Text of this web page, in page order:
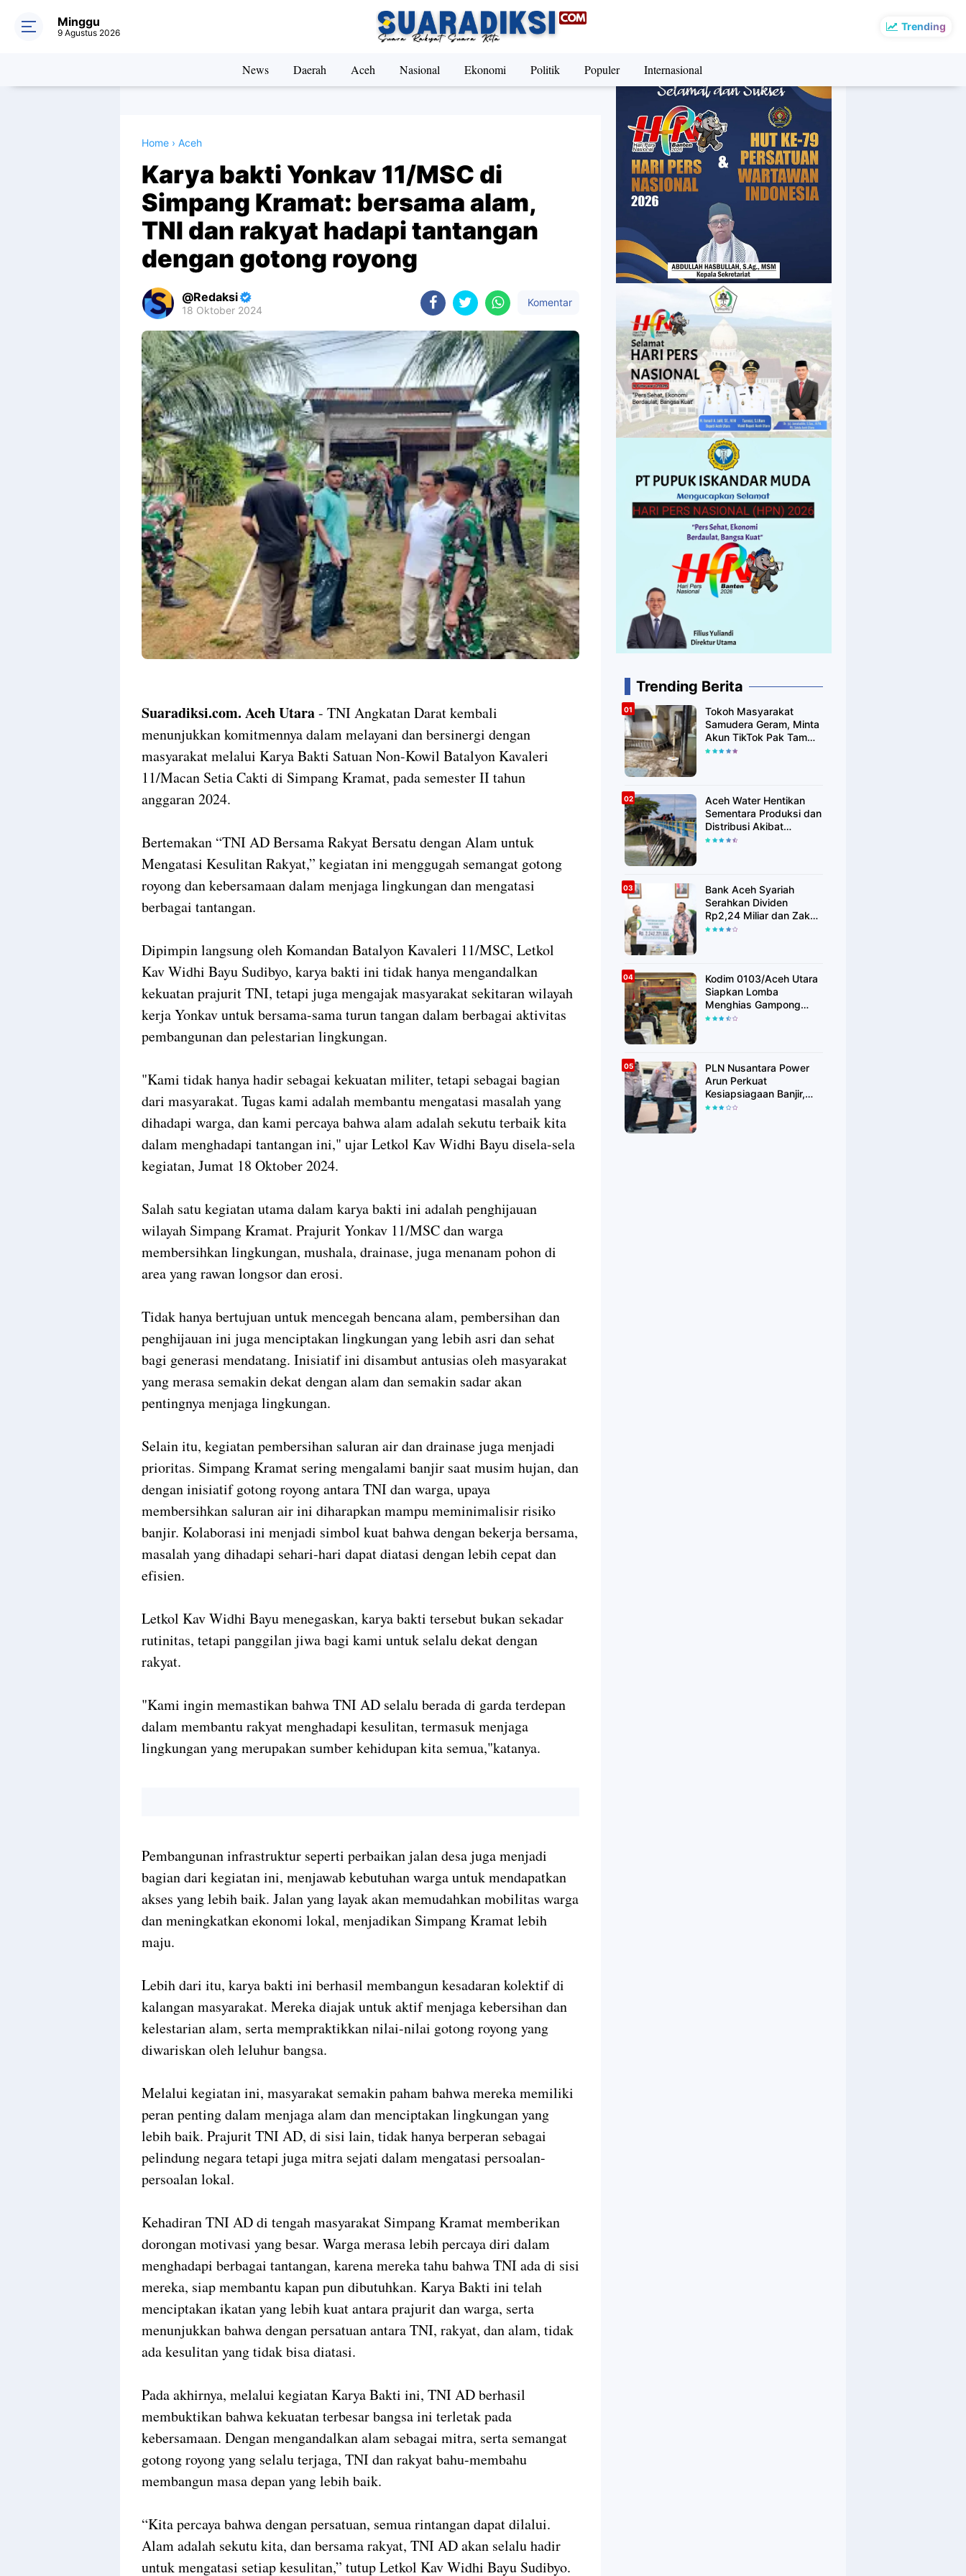
Trending
Minggu
9 Agustus 2026
News Daerah Aceh Nasional Ekonomi Politik Populer Internasional
Home › Aceh
Karya bakti Yonkav 11/MSC di
Simpang Kramat: bersama alam,
TNI dan rakyat hadapi tantangan
dengan gotong royong
Redaksi
18 Oktober 2024
Komentar
Premium
By
Raushan
Design
With
Shroff
Templates
Suaradiksi.com. Aceh Utara- TNI Angkatan Darat kembali
menunjukkan komitmennya dalam melayani dan bersinergi dengan
masyarakat melalui Karya Bakti Satuan Non-Kowil Batalyon Kavaleri
11/Macan Setia Cakti di Simpang Kramat, pada semester II tahun
anggaran 2024.
Bertemakan “TNI AD Bersama Rakyat Bersatu dengan Alam untuk
Mengatasi Kesulitan Rakyat,” kegiatan ini menggugah semangat gotong
royong dan kebersamaan dalam menjaga lingkungan dan mengatasi
berbagai tantangan.
Dipimpin langsung oleh Komandan Batalyon Kavaleri 11/MSC, Letkol
Kav Widhi Bayu Sudibyo, karya bakti ini tidak hanya mengandalkan
kekuatan prajurit TNI, tetapi juga mengajak masyarakat sekitaran wilayah
kerja Yonkav untuk bersama-sama turun tangan dalam berbagai aktivitas
pembangunan dan pelestarian lingkungan.
"Kami tidak hanya hadir sebagai kekuatan militer, tetapi sebagai bagian
dari masyarakat. Tugas kami adalah membantu mengatasi masalah yang
dihadapi warga, dan kami percaya bahwa alam adalah sekutu terbaik kita
dalam menghadapi tantangan ini," ujar Letkol Kav Widhi Bayu disela-sela
kegiatan, Jumat 18 Oktober 2024.
Salah satu kegiatan utama dalam karya bakti ini adalah penghijauan
wilayah Simpang Kramat. Prajurit Yonkav 11/MSC dan warga
membersihkan lingkungan, mushala, drainase, juga menanam pohon di
area yang rawan longsor dan erosi.
Tidak hanya bertujuan untuk mencegah bencana alam, pembersihan dan
penghijauan ini juga menciptakan lingkungan yang lebih asri dan sehat
bagi generasi mendatang. Inisiatif ini disambut antusias oleh masyarakat
yang merasa semakin dekat dengan alam dan semakin sadar akan
pentingnya menjaga lingkungan.
Selain itu, kegiatan pembersihan saluran air dan drainase juga menjadi
prioritas. Simpang Kramat sering mengalami banjir saat musim hujan, dan
dengan inisiatif gotong royong antara TNI dan warga, upaya
membersihkan saluran air ini diharapkan mampu meminimalisir risiko
banjir. Kolaborasi ini menjadi simbol kuat bahwa dengan bekerja bersama,
masalah yang dihadapi sehari-hari dapat diatasi dengan lebih cepat dan
efisien.
Letkol Kav Widhi Bayu menegaskan, karya bakti tersebut bukan sekadar
rutinitas, tetapi panggilan jiwa bagi kami untuk selalu dekat dengan
rakyat.
"Kami ingin memastikan bahwa TNI AD selalu berada di garda terdepan
dalam membantu rakyat menghadapi kesulitan, termasuk menjaga
lingkungan yang merupakan sumber kehidupan kita semua,"katanya.
Pembangunan infrastruktur seperti perbaikan jalan desa juga menjadi
bagian dari kegiatan ini, menjawab kebutuhan warga untuk mendapatkan
akses yang lebih baik. Jalan yang layak akan memudahkan mobilitas warga
dan meningkatkan ekonomi lokal, menjadikan Simpang Kramat lebih
maju.
Lebih dari itu, karya bakti ini berhasil membangun kesadaran kolektif di
kalangan masyarakat. Mereka diajak untuk aktif menjaga kebersihan dan
kelestarian alam, serta mempraktikkan nilai-nilai gotong royong yang
diwariskan oleh leluhur bangsa.
Melalui kegiatan ini, masyarakat semakin paham bahwa mereka memiliki
peran penting dalam menjaga alam dan menciptakan lingkungan yang
lebih baik. Prajurit TNI AD, di sisi lain, tidak hanya berperan sebagai
pelindung negara tetapi juga mitra sejati dalam mengatasi persoalan-
persoalan lokal.
Kehadiran TNI AD di tengah masyarakat Simpang Kramat memberikan
dorongan motivasi yang besar. Warga merasa lebih percaya diri dalam
menghadapi berbagai tantangan, karena mereka tahu bahwa TNI ada di sisi
mereka, siap membantu kapan pun dibutuhkan. Karya Bakti ini telah
menciptakan ikatan yang lebih kuat antara prajurit dan warga, serta
menunjukkan bahwa dengan persatuan antara TNI, rakyat, dan alam, tidak
ada kesulitan yang tidak bisa diatasi.
Pada akhirnya, melalui kegiatan Karya Bakti ini, TNI AD berhasil
membuktikan bahwa kekuatan terbesar bangsa ini terletak pada
kebersamaan. Dengan mengandalkan alam sebagai mitra, serta semangat
gotong royong yang selalu terjaga, TNI dan rakyat bahu-membahu
membangun masa depan yang lebih baik.
“Kita percaya bahwa dengan persatuan, semua rintangan dapat dilalui.
Alam adalah sekutu kita, dan bersama rakyat, TNI AD akan selalu hadir
untuk mengatasi setiap kesulitan,” tutup Letkol Kav Widhi Bayu Sudibyo.
Trending Berita
Tokoh Masyarakat
Samudera Geram, Minta
Akun TikTok Pak Tam
Tak Tebar Harapan
Aceh Water Hentikan
Sementara Produksi dan
Distribusi Akibat
Fenomena Alam yang
Bank Aceh Syariah
Serahkan Dividen
Rp2,24 Miliar dan Zakat
Rp400 Juta kepada
Kodim 0103/Aceh Utara
Siapkan Lomba
Menghias Gampong
Berhadiah Rp100 Juta,
PLN Nusantara Power
Arun Perkuat
Kesiapsiagaan Banjir,
Polres Lhokseumawe